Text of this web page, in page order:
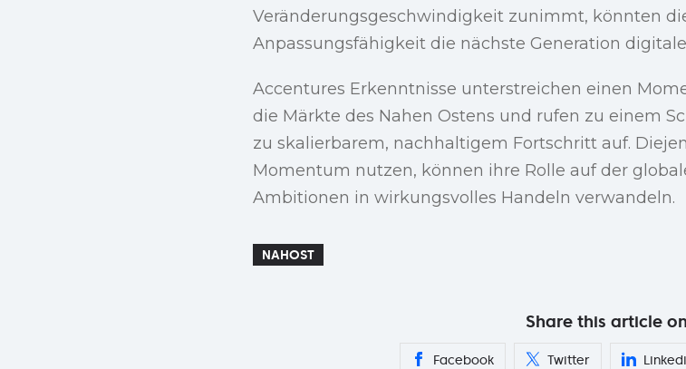
Veränderungsgeschwindigkeit zunimmt, könnten
Anpassungsfähigkeit die nächste Generation
Accentures Erkenntnisse unterstreichen einen
die Märkte des Nahen Ostens und rufen zu einem
zu skalierbarem, nachhaltigem Fortschritt auf.
Momentum nutzen, können ihre Rolle auf der
Ambitionen in wirkungsvolles Handeln verwandeln.
NAHOST
Share this article
Facebook Twitter